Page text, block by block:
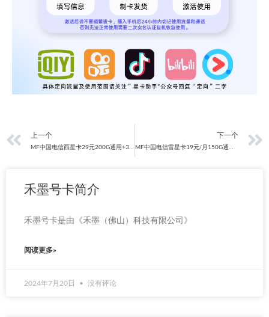
上一页
上一个 下一个
禾墨号卡简介
禾墨号卡是由《禾墨（佛山）科技有限公司》
阅读更多»
2024年7月20日 没有评论